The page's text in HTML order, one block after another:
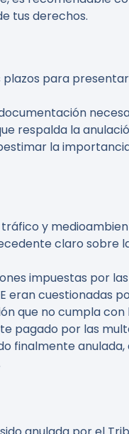
tus derechos.
plazos para
respalda la
la
y
claro sobre
impuestas por
eran cuestionadas
que no cumpla
pagado por las
finalmente